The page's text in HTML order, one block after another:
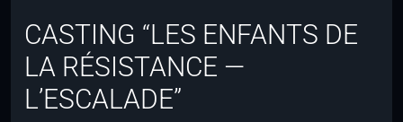
CASTING “LES ENFANTS DE
LA RÉSISTANCE —
L’ESCALADE”